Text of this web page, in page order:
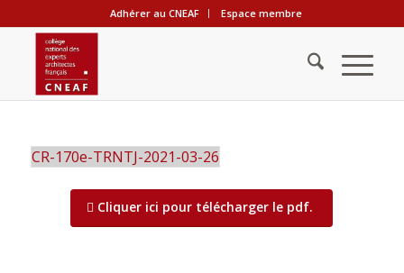
Adhérer au CNEAF Espace membre
CR-170e-TRNTJ-2021-03-26
Cliquer ici pour télécharger le pdf.